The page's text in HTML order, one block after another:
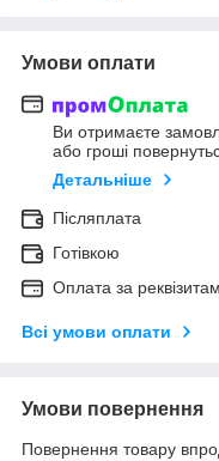
Умови оплати
Ви отримаєте
або гроші
Детальніше
Післяплата
Готівкою
Оплата за
Всі умови оплати
Умови повернення
Повернення товару